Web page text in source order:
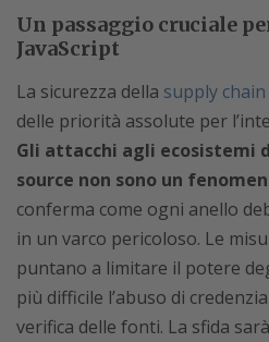
Un passaggio cruciale
JavaScript
La sicurezza della supply
delle priorità assolute per
Gli attacchi agli ecosistemi
source non sono un
conferma come ogni anello
in un varco pericoloso. Le
puntano a limitare il potere
più difficile l’abuso di
verifica delle fonti. La sfida